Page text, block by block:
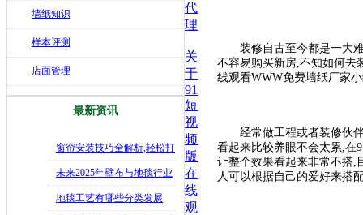
墙纸知识
样本评测
店面管理
最新资讯
窗帘安装技巧全解析,轻松打
造舒适
未来2025年壁布与地毯行业
发展
地毯工艺有哪些分类发展
装修自古至今都是一大难
不容易购买新房,不知如何去
线观看WWW免费墙纸厂家
经常做工程或者装修伙伴
看起来比较养眼不会太累,在
让整个效果看起来非常不搭,
人可以根据自己的爱好来搭
代
理
|
关
于
91
短
视
频
版
在
线
观